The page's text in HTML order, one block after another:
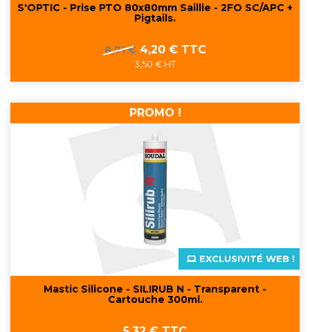
S'OPTIC - Prise PTO 80x80mm Saillie - 2FO SC/APC +
Pigtails.
Prix
8,71 € Prix
4,20 € TTC
3,50 € HT
Mastic Silicone - SILIRUB N - Transparent -
Cartouche 300ml.
EXCLUSIVITÉ WEB !
PROMO !